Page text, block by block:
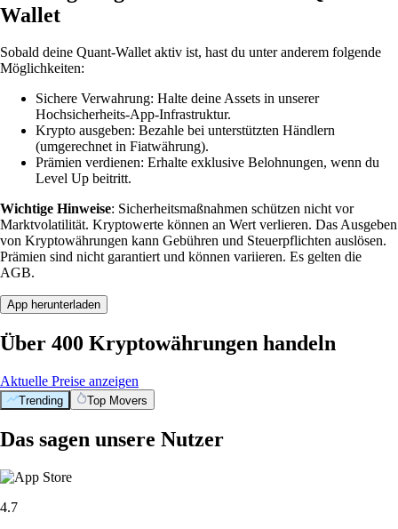
Wallet
Sobald deine Quant-Wallet aktiv ist, hast du unter anderem folgende
Möglichkeiten:
Sichere Verwahrung: Halte deine Assets in unserer
Hochsicherheits-App-Infrastruktur.
Krypto ausgeben: Bezahle bei unterstützten Händlern
(umgerechnet in Fiatwährung).
Prämien verdienen: Erhalte exklusive Belohnungen, wenn du
Level Up beitritt.
Wichtige Hinweise: Sicherheitsmaßnahmen schützen nicht vor
Marktvolatilität. Kryptowerte können an Wert verlieren. Das Ausgeben
von Kryptowährungen kann Gebühren und Steuerpflichten auslösen.
Prämien sind nicht garantiert und können variieren. Es gelten die
AGB.
App herunterladen
Über 400 Kryptowährungen handeln
Aktuelle Preise anzeigen
Trending Top Movers
Das sagen unsere Nutzer
4.7